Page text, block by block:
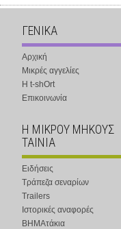
ΓΕΝΙΚΑ
Αρχική
Μικρές αγγελίες
Η t-shOrt
Επικοινωνία
Η ΜΙΚΡΟΥ ΜΗΚΟΥΣ
ΤΑΙΝΙΑ
Ειδήσεις
Τράπεζα σεναρίων
Trailers
Ιστορικές αναφορές
ΒΗΜΑτάκια